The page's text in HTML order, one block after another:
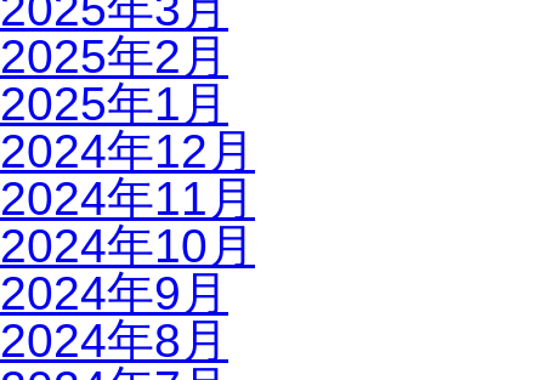
2025年2月
2025年1月
2024年12月
2024年11月
2024年10月
2024年9月
2024年8月